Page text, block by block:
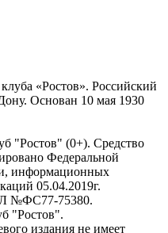
«Ростов». Российский
Основан 10 мая 1930
"Ростов" (0+). Средство
Федеральной
информационных
05.04.2019г.
№ФС77-75380.
"Ростов".
издания не имеет